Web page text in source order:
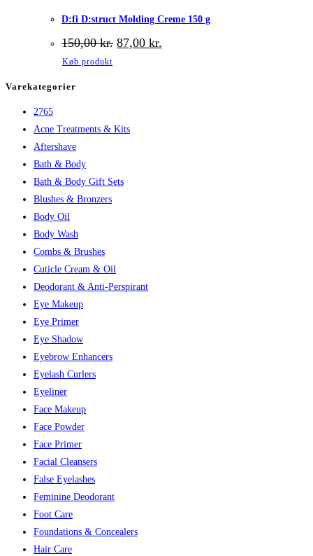
D:fi D:struct Molding Creme 150 g
150,00kr. Den
oprindelige
87,00 kr.
aktuelle
Køb produkt
Varekategorier
2765
Acne Treatments & Kits
Aftershave
Bath & Body
Bath & Body Gift Sets
Blushes & Bronzers
Body Oil
Body Wash
Combs & Brushes
Cuticle Cream & Oil
Deodorant & Anti-Perspirant
Eye Makeup
Eye Primer
Eye Shadow
Eyebrow Enhancers
Eyelash Curlers
Eyeliner
Face Makeup
Face Powder
Face Primer
Facial Cleansers
False Eyelashes
Feminine Deodorant
Foot Care
Foundations & Concealers
Hair Care